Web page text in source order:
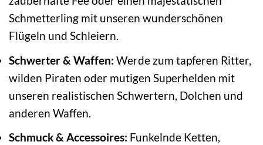
Schmetterling mit unseren wunderschönen
Flügeln und Schleiern.
Schwerter & Waffen: Werde zum tapferen Ritter,
wilden Piraten oder mutigen Superhelden mit
unseren realistischen Schwertern, Dolchen und
anderen Waffen.
Schmuck & Accessoires: Funkelnde Ketten,